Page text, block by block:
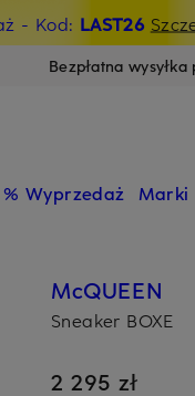
- Kod: LAST26
Bezpłatna
% Wyprzedaż Marki
McQUEEN
Sneaker BOXE
2 295 zł